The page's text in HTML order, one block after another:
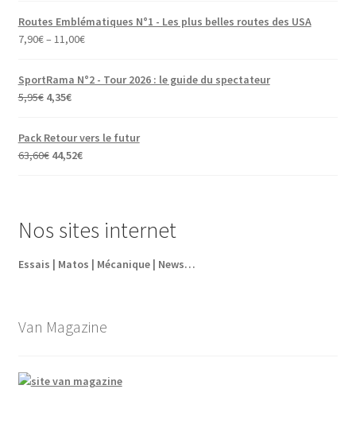
Routes Emblématiques N°1 - Les plus belles routes des USA
7,90€– 11,00€
SportRama N°2 - Tour 2026 : le guide du spectateur
5,95€ Le
initial
était :
4,35€Le
est :
Pack Retour vers le futur
63,60€ Le
63,60€.
44,52€Le
44,52€.
Nos sites internet
Essais | Matos | Mécanique | News…
Van Magazine